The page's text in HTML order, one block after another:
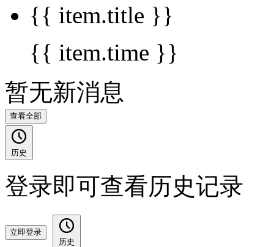
{{ item.title }}
{{ item.time }}
暂无新消息
查看全部
历史
登录即可查看历史记录
立即登录
历史